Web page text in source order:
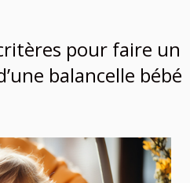
pour faire un
balancelle bébé